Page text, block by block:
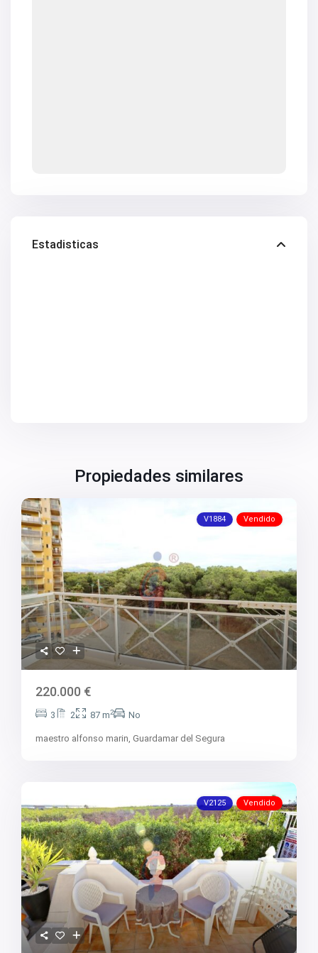
Estadisticas
Propiedades similares
V1884 Vendido
220.000 €
3 2 87 m2 No
maestro alfonso marin,Guardamar del Segura
V2125 Vendido